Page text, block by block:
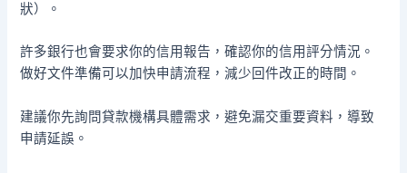
狀）。
許多銀行也會要求你的信用報告，確認你的信用評分情況。
做好文件準備可以加快申請流程，減少回件改正的時間。
建議你先詢問貸款機構具體需求，避免漏交重要資料，導致
申請延誤。